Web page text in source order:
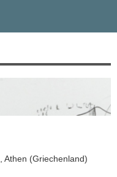
, Athen (Griechenland)